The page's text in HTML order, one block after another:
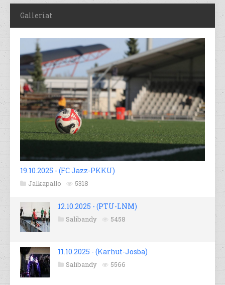
Galleriat
19.10.2025 - (FC Jazz-PKKU)
Jalkapallo 5318
12.10.2025 - (PTU-LNM)
Salibandy 5458
11.10.2025 - (Karhut-Josba)
Salibandy 5566